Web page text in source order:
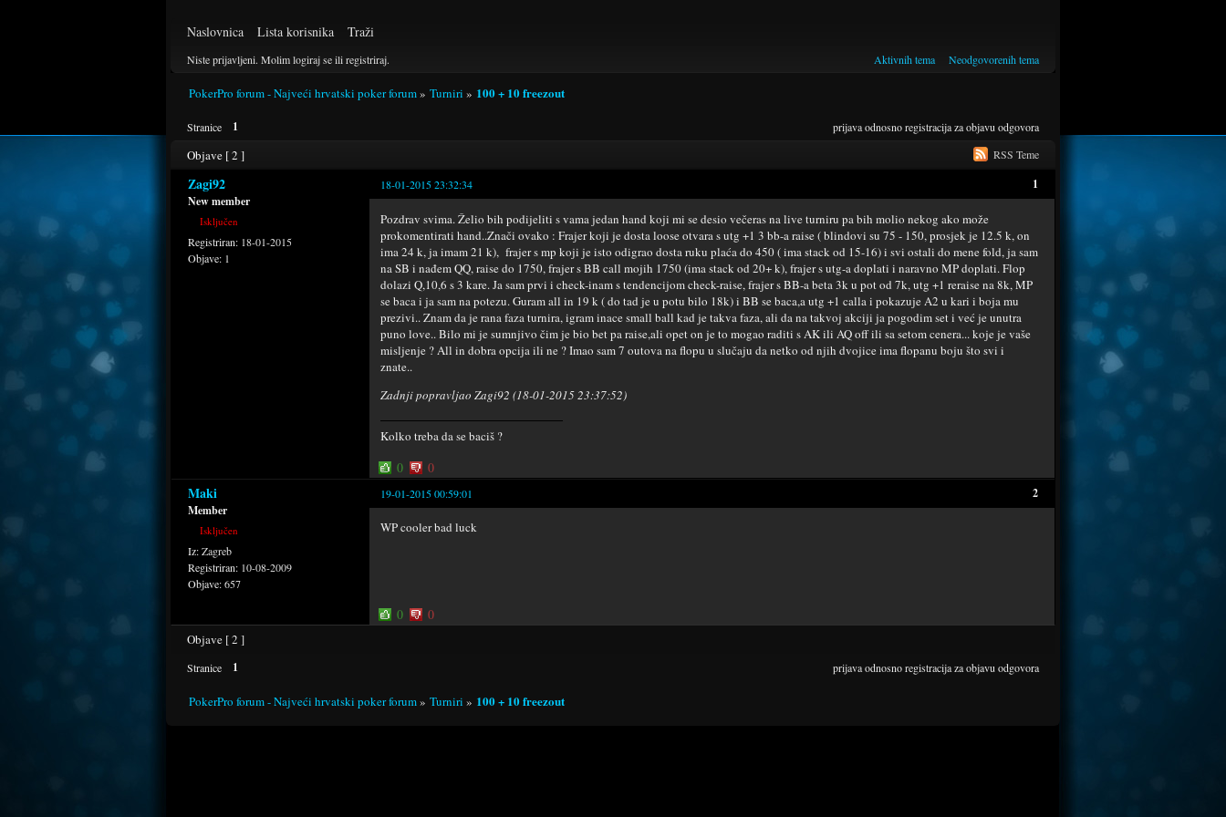
Naslovnica Lista korisnika Traži
Aktivnih tema Neodgovorenih tema
Niste prijavljeni. Molim logiraj se ili registriraj.
PokerPro forum - Najveći hrvatski poker forum» Turniri » 100 + 10 freezout
Stranice 1 prijavaodnosnoregistracijaza objavu odgovora
RSS Teme
Objave [ 2 ]
1
Zagi92 18-01-2015 23:32:34
New member
Isključen
Registriran: 18-01-2015
Objave: 1
Pozdrav svima. Želio bih podijeliti s vama jedan hand koji mi se desio večeras na live turniru pa bih molio nekog ako može
prokomentirati hand..Znači ovako : Frajer koji je dosta loose otvara s utg +1 3 bb-a raise ( blindovi su 75 - 150, prosjek je 12.5 k, on
ima 24 k, ja imam 21 k), frajer s mp koji je isto odigrao dosta ruku plaća do 450 ( ima stack od 15-16) i svi ostali do mene fold, ja sam
na SB i nađem QQ, raise do 1750, frajer s BB call mojih 1750 (ima stack od 20+ k), frajer s utg-a doplati i naravno MP doplati. Flop
dolazi Q,10,6 s 3 kare. Ja sam prvi i check-inam s tendencijom check-raise, frajer s BB-a beta 3k u pot od 7k, utg +1 reraise na 8k, MP
se baca i ja sam na potezu. Guram all in 19 k ( do tad je u potu bilo 18k) i BB se baca,a utg +1 calla i pokazuje A2 u kari i boja mu
prezivi.. Znam da je rana faza turnira, igram inace small ball kad je takva faza, ali da na takvoj akciji ja pogodim set i već je unutra
puno love.. Bilo mi je sumnjivo čim je bio bet pa raise,ali opet on je to mogao raditi s AK ili AQ off ili sa setom cenera... koje je vaše
misljenje ? All in dobra opcija ili ne ? Imao sam 7 outova na flopu u slučaju da netko od njih dvojice ima flopanu boju što svi i
znate..
Zadnji popravljao Zagi92 (18-01-2015 23:37:52)
Kolko treba da se baciš ?
0 0
2
Maki 19-01-2015 00:59:01
Member
Isključen
Iz:Zagreb
Registriran: 10-08-2009
Objave:657
WP cooler bad luck
0 0
Objave [ 2 ]
Stranice 1 prijavaodnosnoregistracijaza objavu odgovora
PokerPro forum - Najveći hrvatski poker forum» Turniri » 100 + 10 freezout